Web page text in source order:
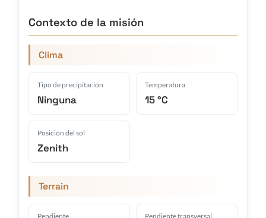
Contexto de la misión
Clima
Tipo de precipitación
Ninguna
Temperatura
15 °C
Posición del sol
Zenith
Terrain
Pendiente Pendiente transversal